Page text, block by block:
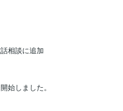
相談に追加
始しました。